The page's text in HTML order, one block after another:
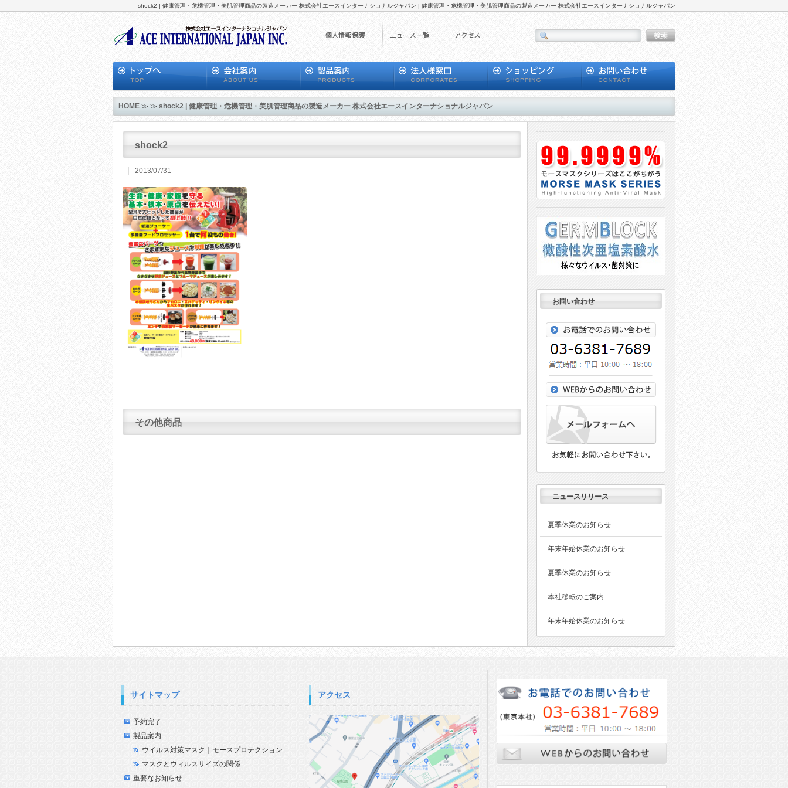
shock2 | 健康管理・危機管理・美肌管理商品の製造メーカー 株式会社エースインターナショナルジャパン | 健康管理・危機管理・美肌管理商品の製造メーカー 株式会社エースインターナショナルジャパン
HOME ≫ ≫ shock2 | 健康管理・危機管理・美肌管理商品の製造メーカー 株式会社エースインターナショナルジャパン
shock2
2013/07/31
その他商品
お問い合わせ
ニュースリリース
夏季休業のお知らせ
年末年始休業のお知らせ
夏季休業のお知らせ
本社移転のご案内
年末年始休業のお知らせ
サイトマップ
予約完了
製品案内
ウイルス対策マスク｜モースプロテクション
マスクとウィルスサイズの関係
重要なお知らせ
アクセス